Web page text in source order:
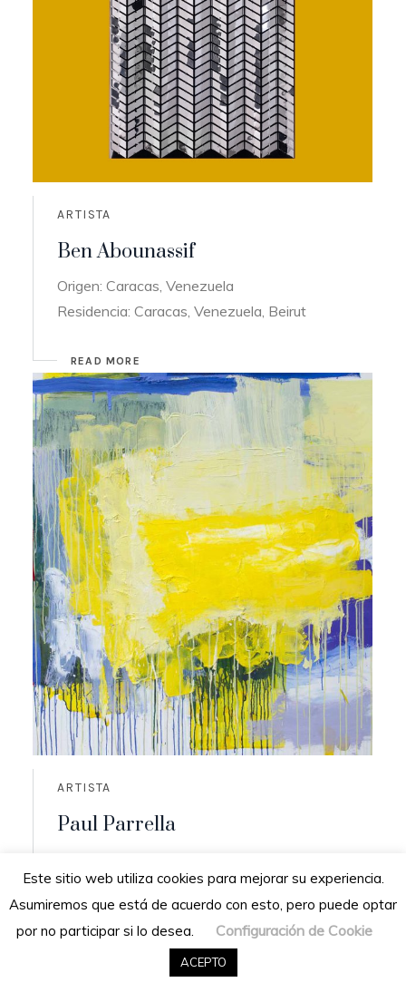
ARTISTA
Ben Abounassif
Origen: Caracas, Venezuela
Residencia: Caracas, Venezuela, Beirut
READ MORE
ARTISTA
Paul Parrella
Residencia: San Diego de los altos,
Venezuela
Este sitio web utiliza cookies para mejorar su experiencia.
Asumiremos que está de acuerdo con esto, pero puede optar
por no participar si lo desea.
Configuración de Cookie
ACEPTO